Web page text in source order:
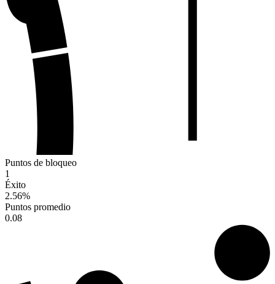
Puntos de bloqueo
1
Éxito
2.56%
Puntos promedio
0.08